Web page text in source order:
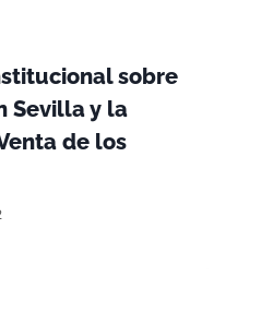
sobre
Sevilla y la
de los